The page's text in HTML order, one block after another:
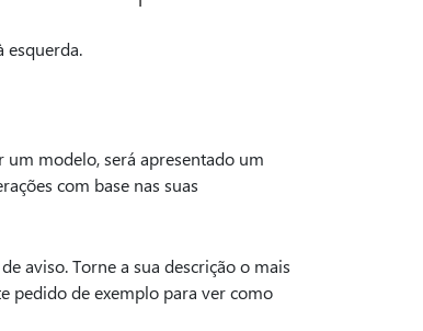
esquerda.
um modelo, será apresentado um
com base nas suas
aviso. Torne a sua descrição o mais
pedido de exemplo para ver como